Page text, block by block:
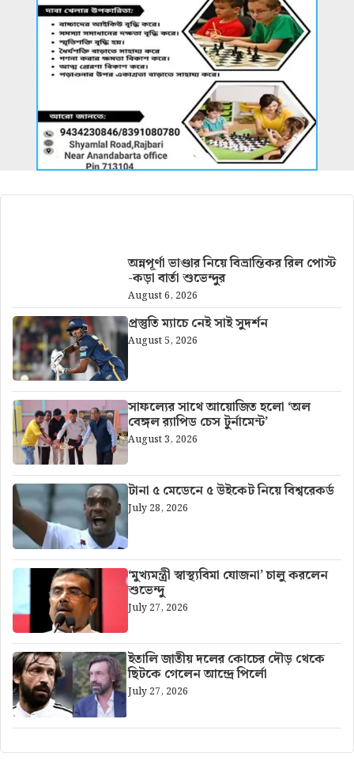
অন্নপূর্ণা ভাণ্ডার নিয়ে বিভ্রান্তিকর রিল পোস্ট
-কড়া বার্তা শুভেন্দুর
August 6, 2026
প্রস্তুতি ম্যাচে নেই সাই সুদর্শন
August 5, 2026
সাফল্যের সাথে আয়োজিত হলো ‘অল
বেঙ্গল র‍্যাপিড চেস টুর্নামেন্ট’
August 3, 2026
টানা ৫ মেডেনে ৫ উইকেট নিয়ে বিশ্বরেকর্ড
July 28, 2026
‘মুখ্যমন্ত্রী স্বাস্থ্যবিমা যোজনা’ চালু করলেন
শুভেন্দু
July 27, 2026
ইতালি জাতীয় দলের কোচের দৌড় থেকে
ছিটকে গেলেন আন্দ্রে পির্লো
July 27, 2026